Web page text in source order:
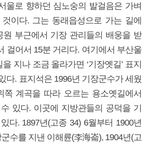
울로 향하던 심노숭의 발걸음은 가벼
이다. 그는 동래읍성으로 가는 길에
원 부근에서 기장 관리들의 배웅을 받
걸어서 15분 거리다. 여기에서 부산울
지나 조금 올라가면 ‘기장옛길’ 표지
다. 표지석은 1996년 기장군수가 세웠
쪽 계곡을 따라 오르는 용소옛길에서
있다. 이곳에 지방관들의 공덕을 기
다. 1897년(고종 34) 6월부터 1900년
수를 지낸 이해륜(李海崙), 1904년(고